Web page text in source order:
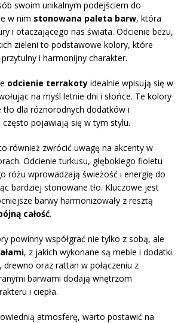
swoim unikalnym podejściem do
w nim stonowana paleta barw, która
i otaczającego nas świata. Odcienie beżu,
zieleni to podstawowe kolory, które
i harmonijny charakter.
odcienie terrakoty idealnie wpisują się w
na myśl letnie dni i słońce. Te kolory
tło dla różnorodnych dodatków i
pojawiają się w tym stylu.
również zwrócić uwagę na akcenty w
Odcienie turkusu, głębokiego fioletu
różu wprowadzają świeżość i energię do
bardziej stonowane tło. Kluczowe jest
barwy harmonizowały z resztą
całość.
powinny współgrać nie tylko z sobą, ale
, z jakich wykonane są meble i dodatki.
drewno oraz rattan w połączeniu z
barwami dodają wnętrzom
i ciepła.
atmosferę, warto postawić na